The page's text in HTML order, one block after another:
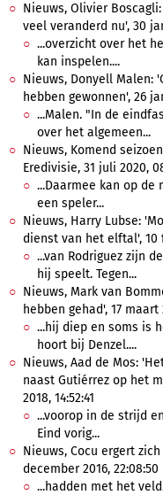
Nieuws, Olivier
veel veranderd nu', 30
...overzicht over het
kan inspelen....
Nieuws, Donyell Malen:
hebben gewonnen', 26
...Malen. "In de
over het algemeen...
Nieuws, Komend
Eredivisie, 31 juli 2020,
...Daarmee kan op
een speler...
Nieuws, Harry Lubse:
dienst van het elftal', 10
...van Rodriguez zijn
hij speelt. Tegen...
Nieuws, Mark van
hebben gehad', 17 maart
...hij diep en soms is
hoort bij Denzel....
Nieuws, Aad de Mos:
naast Gutiérrez op het
2018, 14:52:41
...voorop in de strijd
Eind vorig...
Nieuws, Cocu ergert
december 2016, 22:08:50
...hadden met het